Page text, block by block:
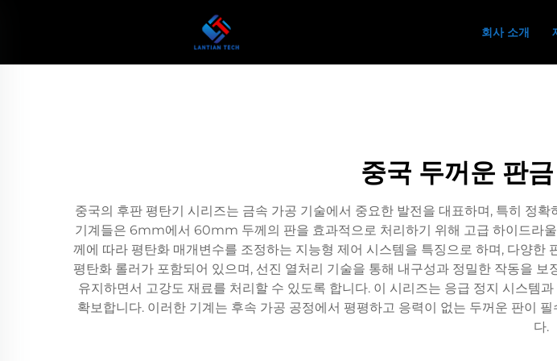
회사 소개
중국 두꺼운 판
중국의 후판 평탄기 시리즈는 금속 가공 기술에서 중요한 발전을 대표하며, 특히 정
기계들은 6mm에서 60mm 두께의 판을 효과적으로 처리하기 위해 고급 하이드라
께에 따라 평탄화 매개변수를 조정하는 지능형 제어 시스템을 특징으로 하며, 다양
평탄화 롤러가 포함되어 있으며, 선진 열처리 기술을 통해 내구성과 정밀한 작동을
유지하면서 고강도 재료를 처리할 수 있도록 합니다. 이 시리즈는 응급 정지 시스템
확보합니다. 이러한 기계는 후속 가공 공정에서 평평하고 응력이 없는 두꺼운 판이
다.